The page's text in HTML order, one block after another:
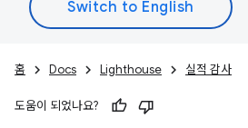
홈 Docs Lighthouse 실적 감사
도움이 되었나요?